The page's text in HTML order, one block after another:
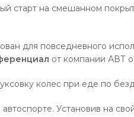
старт на смешанном
для повседневного
от компании АВТ
колес при еде по
Установив на